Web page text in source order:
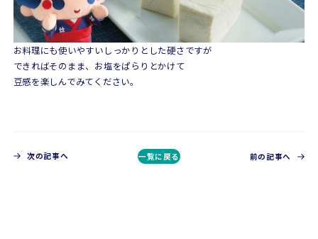
お料理にも使いやすいしっかりとした硬さですが
できればそのまま、お塩をぱらりとかけて
豆感を楽しんでみてください。
次の記事へ 一覧に戻る 前の記事へ